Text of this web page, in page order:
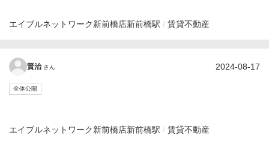
エイブルネットワーク新前橋店新前橋駅 賃貸不動産
賢治 さん 2024-08-17
全体公開
エイブルネットワーク新前橋店新前橋駅 賃貸不動産